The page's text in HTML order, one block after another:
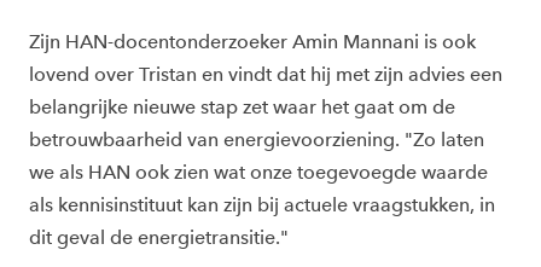
Zijn HAN-docentonderzoeker Amin Mannani is ook
lovend over Tristan en vindt dat hij met zijn advies een
belangrijke nieuwe stap zet waar het gaat om de
betrouwbaarheid van energievoorziening. "Zo laten
we als HAN ook zien wat onze toegevoegde waarde
als kennisinstituut kan zijn bij actuele vraagstukken, in
dit geval de energietransitie."